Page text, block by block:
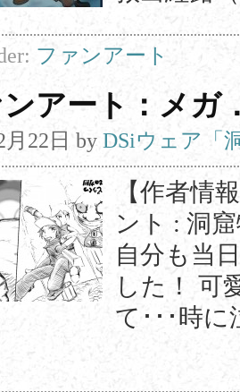
ファンアート
ンアート：メ
22日 by DSiウェア「
【作者情
ント : 洞
自分も当
した！ 可
て･･･時